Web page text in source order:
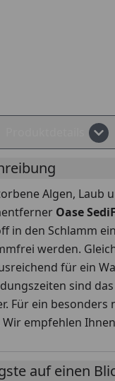
Algen, Laub
Oase
in den Schlamm
werden.
für ein
sind
Für ein
empfehlen
auf einen